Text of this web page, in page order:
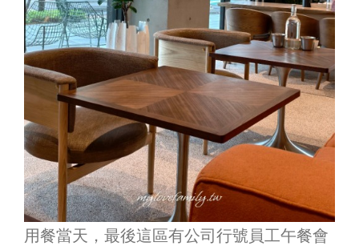
用餐當天，最後這區有公司行號員工午餐會